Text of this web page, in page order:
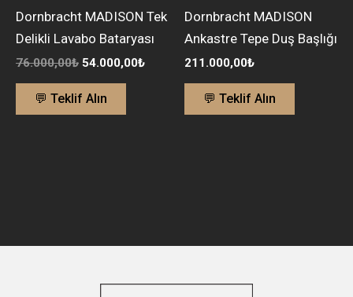
Dornbracht MADISON Tek
Delikli Lavabo Bataryası
76.000,00₺ 54.000,00₺
💬 Teklif Alın
Dornbracht MADISON
Ankastre Tepe Duş Başlığı
211.000,00₺
💬 Teklif Alın